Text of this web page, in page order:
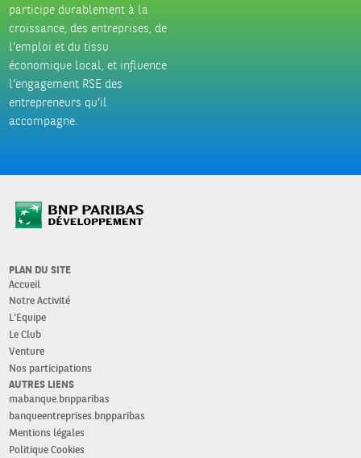
participe durablement à la
croissance, des entreprises, de
l’emploi et du tissu
économique local, et influence
l’engagement RSE des
entrepreneurs qu’il
accompagne.
PLAN DU SITE
Accueil
Notre Activité
L'Equipe
Le Club
Venture
Nos participations
AUTRES LIENS
mabanque.bnpparibas
banqueentreprises.bnpparibas
Mentions légales
Politique Cookies